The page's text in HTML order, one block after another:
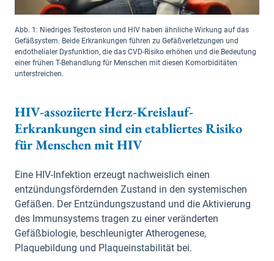
Abb. 1: Niedriges Testosteron und HIV haben ähnliche Wirkung auf das
Gefäßsystem. Beide Erkrankungen führen zu Gefäßverletzungen und
endothelialer Dysfunktion, die das CVD-Risiko erhöhen und die Bedeutung
einer frühen T-Behandlung für Menschen mit diesen Komorbiditäten
unterstreichen.
HIV-assoziierte Herz-Kreislauf-
Erkrankungen sind ein etabliertes Risiko
für Menschen mit HIV
Eine HIV-Infektion erzeugt nachweislich einen
entzündungsfördernden Zustand in den systemischen
Gefäßen. Der Entzündungszustand und die Aktivierung
des Immunsystems tragen zu einer veränderten
Gefäßbiologie, beschleunigter Atherogenese,
Plaquebildung und Plaqueinstabilität bei.